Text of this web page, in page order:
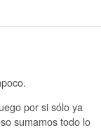
por si sólo ya
sumamos todo lo